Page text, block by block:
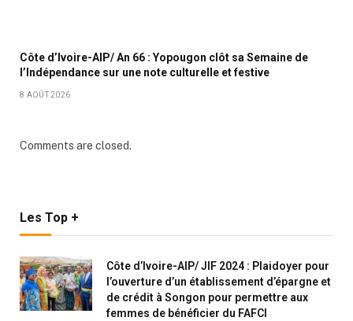
Côte d’Ivoire-AIP/ An 66 : Yopougon clôt sa Semaine de
l’Indépendance sur une note culturelle et festive
8 AOÛT 2026
Comments are closed.
Les Top +
Côte d’Ivoire-AIP/ JIF 2024 : Plaidoyer pour
l’ouverture d’un établissement d’épargne et
de crédit à Songon pour permettre aux
femmes de bénéficier du FAFCI